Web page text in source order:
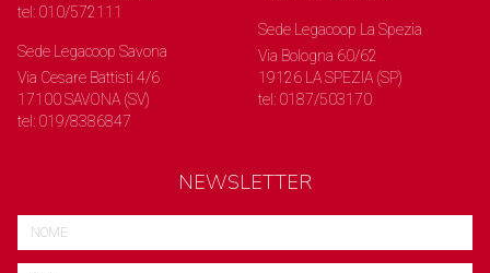
tel: 010/572111
Sede Legacoop Savona
Via Cesare Battisti 4/6
17100 SAVONA (SV)
tel: 019/8386847
Sede Legacoop La Spezia
Via Bologna 60/62
19126 LA SPEZIA (SP)
tel: 0187/503170
NEWSLETTER